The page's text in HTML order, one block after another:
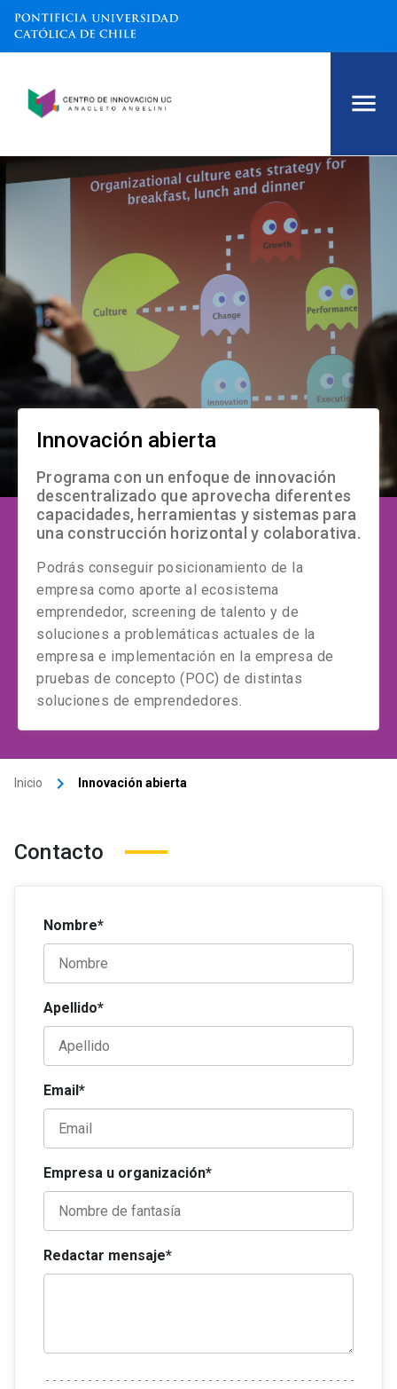
Innovación abierta
Programa con un enfoque de innovación
descentralizado que aprovecha diferentes
capacidades, herramientas y sistemas para
una construcción horizontal y colaborativa.
Podrás conseguir posicionamiento de la
empresa como aporte al ecosistema
emprendedor, screening de talento y de
soluciones a problemáticas actuales de la
empresa e implementación en la empresa de
pruebas de concepto (POC) de distintas
soluciones de emprendedores.
Inicio keyboard_arrow_right Innovación abierta
Contacto
Nombre*
Apellido*
Email*
Empresa u organización*
Redactar mensaje*